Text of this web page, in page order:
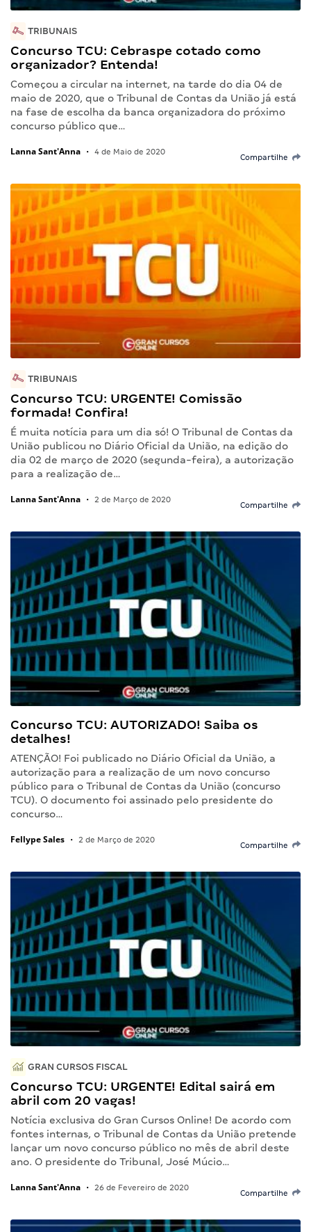
TRIBUNAIS
Concurso TCU: Cebraspe cotado como
organizador? Entenda!
Começou a circular na internet, na tarde do dia 04 de
maio de 2020, que o Tribunal de Contas da União já está
na fase de escolha da banca organizadora do próximo
concurso público que…
Lanna Sant'Anna • 4 de Maio de 2020
Compartilhe
TRIBUNAIS
Concurso TCU: URGENTE! Comissão
formada! Confira!
É muita notícia para um dia só! O Tribunal de Contas da
União publicou no Diário Oficial da União, na edição do
dia 02 de março de 2020 (segunda-feira), a autorização
para a realização de…
Lanna Sant'Anna • 2 de Março de 2020
Compartilhe
Concurso TCU: AUTORIZADO! Saiba os
detalhes!
ATENÇÃO! Foi publicado no Diário Oficial da União, a
autorização para a realização de um novo concurso
público para o Tribunal de Contas da União (concurso
TCU). O documento foi assinado pelo presidente do
concurso…
Fellype Sales • 2 de Março de 2020
Compartilhe
GRAN CURSOS FISCAL
Concurso TCU: URGENTE! Edital sairá em
abril com 20 vagas!
Notícia exclusiva do Gran Cursos Online! De acordo com
fontes internas, o Tribunal de Contas da União pretende
lançar um novo concurso público no mês de abril deste
ano. O presidente do Tribunal, José Múcio…
Lanna Sant'Anna • 26 de Fevereiro de 2020
Compartilhe